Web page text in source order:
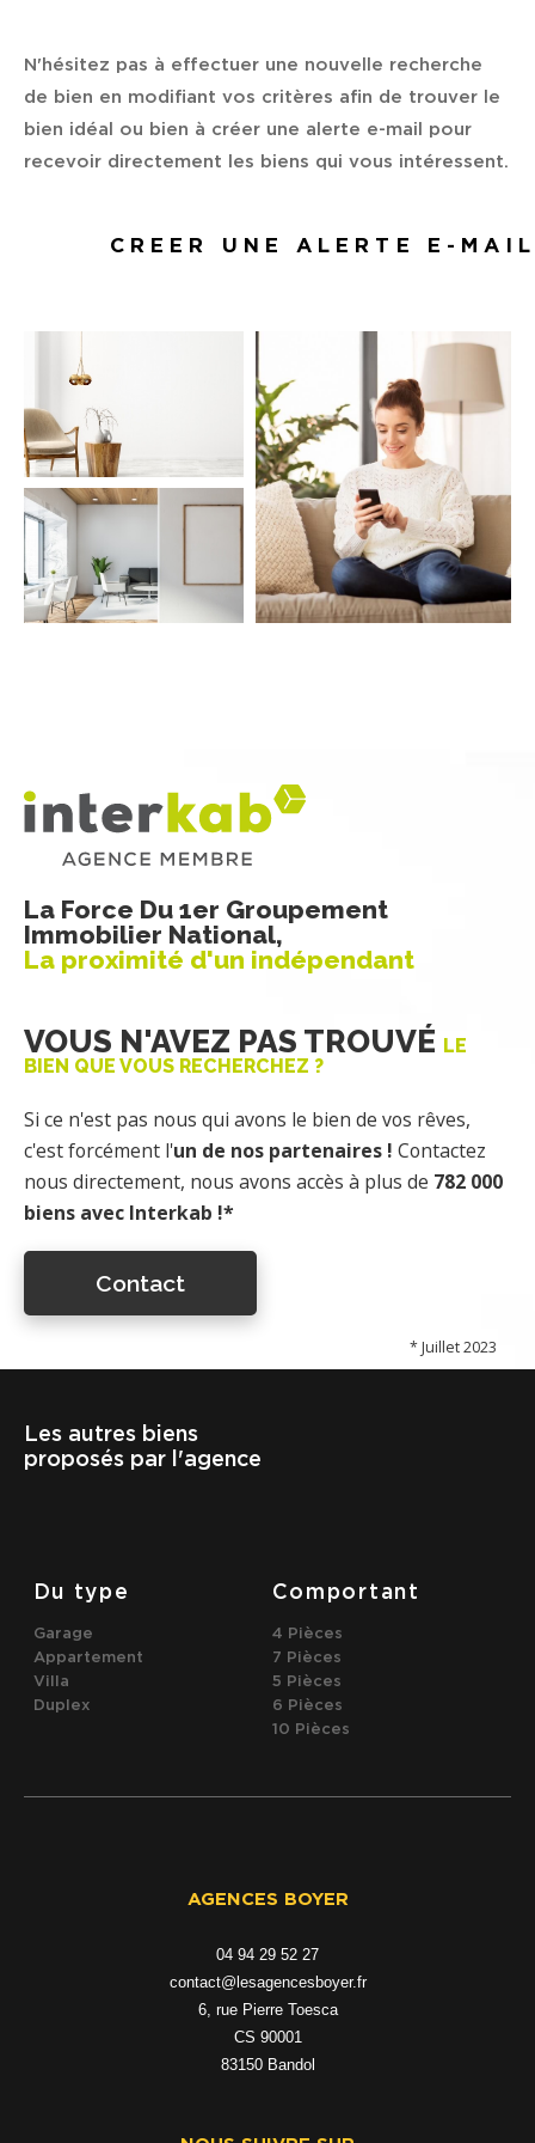
N'hésitez pas à effectuer une nouvelle recherche
de bien en modifiant vos critères afin de trouver le
bien idéal ou bien à créer une alerte e-mail pour
recevoir directement les biens qui vous intéressent.
CREER UNE ALERTE E-
La Force Du 1er Groupement
Immobilier National,
La proximité d'un indépendant
VOUS N'AVEZ PAS TROUVÉ LE
BIEN QUE VOUS RECHERCHEZ ?
Si ce n'est pas nous qui avons le bien de vos rêves,
c'est forcément l'un de nos partenaires ! Contactez
nous directement, nous avons accès à plus de 782 000
biens avec Interkab !*
Contact
* Juillet 2023
Les autres biens
proposés par l'agence
Du type
Garage
Appartement
Villa
Duplex
Comportant
4 Pièces
7 Pièces
5 Pièces
6 Pièces
10 Pièces
AGENCES BOYER
04 94 29 52 27
contact@lesagencesboyer.fr
6, rue Pierre Toesca
CS 90001
83150
bandol
Surface
Surface
AFFINER LES CRITÈRES
TERRASSE PARKING
PISCINE
FILTRER PAR
COUPS DE COEUR EXCLUSIVITÉS
RECHERCHER